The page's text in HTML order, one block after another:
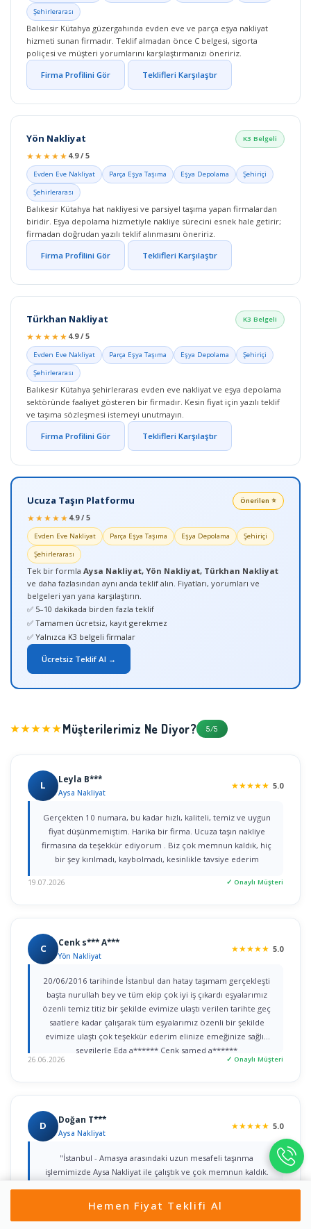
Şehirlerarası
Balıkesir Kütahya güzergahında evden eve ve parça eşya nakliyat
hizmeti sunan firmadır. Teklif almadan önce C belgesi, sigorta
poliçesi ve müşteri yorumlarını karşılaştırmanızı öneririz.
Firma Profilini Gör Teklifleri Karşılaştır
Yön Nakliyat K3 Belgeli
★★★★★ 4.9 / 5
Evden Eve Nakliyat Parça Eşya Taşıma Eşya Depolama
Şehiriçi
Şehirlerarası
Balıkesir Kütahya hat nakliyesi ve parsiyel taşıma yapan firmalardan
biridir. Eşya depolama hizmetiyle nakliye sürecini esnek hale getirir;
firmadan doğrudan yazılı teklif alınmasını öneririz.
Firma Profilini Gör Teklifleri Karşılaştır
Türkhan Nakliyat K3 Belgeli
★★★★★ 4.9 / 5
Evden Eve Nakliyat Parça Eşya Taşıma Eşya Depolama
Şehiriçi
Şehirlerarası
Balıkesir Kütahya şehirlerarası evden eve nakliyat ve eşya depolama
sektöründe faaliyet gösteren bir firmadır. Kesin fiyat için yazılı teklif
ve taşıma sözleşmesi istemeyi unutmayın.
Firma Profilini Gör Teklifleri Karşılaştır
Ucuza Taşın Platformu Önerilen ⭐
★★★★★ 4.9 / 5
Evden Eve Nakliyat Parça Eşya Taşıma Eşya Depolama
Şehiriçi
Şehirlerarası
Tek bir formla Aysa Nakliyat, Yön Nakliyat, Türkhan Nakliyat
ve daha fazlasından aynı anda teklif alın. Fiyatları, yorumları ve
belgeleri yan yana karşılaştırın.
✅ 5–10 dakikada birden fazla teklif
✅ Tamamen ücretsiz, kayıt gerekmez
✅ Yalnızca K3 belgeli firmalar
Ücretsiz Teklif Al →
★★★★★Müşterilerimiz Ne Diyor? 5/5
L Leyla B***
Aysa Nakliyat
★★★★★ 5.0
Gerçekten 10 numara, bu kadar hızlı, kaliteli, temiz ve uygun
fiyat düşünmemiştim. Harika bir firma. Ucuza taşın nakliye
firmasına da teşekkür ediyorum . Biz çok memnun kaldık, hiç
bir şey kırılmadı, kaybolmadı, kesinlikle tavsiye ederim
19.07.2026 ✓ Onaylı Müşteri
C Cenk s*** A***
Yön Nakliyat
★★★★★ 5.0
20/06/2016 tarihinde İstanbul dan hatay taşımam gerçekleşti
başta nurullah bey ve tüm ekip çok iyi iş çıkardı eşyalarımız
özenli temiz titiz bir şekilde evimize ulaştı verilen tarihte geç
saatlere kadar çalışarak tüm eşyalarımız özenli bir şekilde
evimize ulaştı çok teşekkür ederim elinize emeğinize sağlık
sevgilerle Eda a****** Cenk samed a******
26.06.2026 ✓ Onaylı Müşteri
D Doğan T***
Aysa Nakliyat
★★★★★ 5.0
"İstanbul - Amasya arasındaki uzun mesafeli taşınma
işlemimizde Aysa Nakliyat ile çalıştık ve çok memnun kaldık.
Yahya Bey’e şükranlarımı sunarım. Kurumsal yaklaşımları, titiz
Hemen Fiyat Teklifi Al